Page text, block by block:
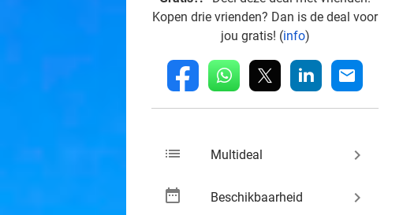
Kopen drie vrienden? Dan is de deal voor
jou gratis! (info)
fb whatsapp linkedin mail
list Multideal keyboard_arrow_right
date_range Beschikbaarheid keyboard_arrow_right